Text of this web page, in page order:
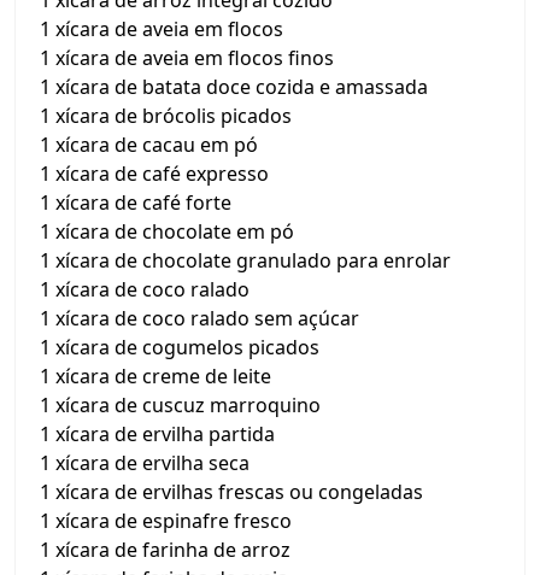
1 xícara de aveia em flocos
1 xícara de aveia em flocos finos
1 xícara de batata doce cozida e amassada
1 xícara de brócolis picados
1 xícara de cacau em pó
1 xícara de café expresso
1 xícara de café forte
1 xícara de chocolate em pó
1 xícara de chocolate granulado para enrolar
1 xícara de coco ralado
1 xícara de coco ralado sem açúcar
1 xícara de cogumelos picados
1 xícara de creme de leite
1 xícara de cuscuz marroquino
1 xícara de ervilha partida
1 xícara de ervilha seca
1 xícara de ervilhas frescas ou congeladas
1 xícara de espinafre fresco
1 xícara de farinha de arroz